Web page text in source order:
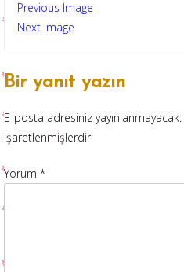
Previous Image
Next Image
Bir yanıt yazın
E-posta adresiniz yayınlanmayacak.
işaretlenmişlerdir
Yorum *